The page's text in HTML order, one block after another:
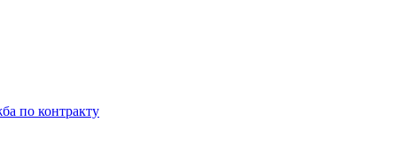
по контракту